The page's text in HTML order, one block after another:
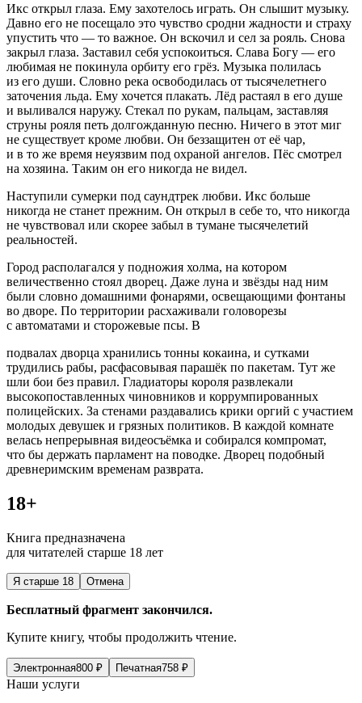
Икс открыл глаза. Ему захотелось играть. Он слышит музыку.
Давно его не посещало это чувство сродни жадности и страху
упустить что — то важное. Он вскочил и сел за рояль. Снова
закрыл глаза. Заставил себя успокоиться. Слава Богу — его
любимая не покинула орбиту его грёз. Музыка полилась
из его души. Словно река освободилась от тысячелетнего
заточения льда. Ему хочется плакать. Лёд растаял в его душе
и выливался наружу. Стекал по рукам, пальцам, заставляя
струны рояля петь долгожданную песню. Ничего в этот миг
не существует кроме любви. Он беззащитен от её чар,
и в то же время неуязвим под охраной ангелов. Пёс смотрел
на хозяина. Таким он его никогда не видел.
Наступили сумерки под саундтрек любви. Икс больше
никогда не станет прежним. Он открыл в себе то, что никогда
не чувствовал или скорее забыл в тумане тысячелетий
реальностей.
Город располагался у подножия холма, на котором
величественно стоял дворец. Даже луна и звёзды над ним
были словно домашними фонарями, освещающими фонтаны
во дворе. По территории расхаживали головорезы
с автоматами и сторожевые псы. В
подвалах дворца хранились тонны кокаина, и сутками
трудились рабы, расфасовывая парашёк по пакетам. Тут же
шли бои без правил. Гладиаторы короля развлекали
высокопоставленных чиновников и коррумпированных
полицейских. За стенами раздавались крики оргий с участием
молодых девушек и грязных политиков. В каждой комнате
велась непрерывная видеосъёмка и собирался компромат,
что бы держать парламент на поводке. Дворец подобный
древнеримским временам разврата.
18+
Книга предназначена
для читателей старше 18 лет
Я старше 18 Отмена
Бесплатный фрагмент закончился.
Купите книгу, чтобы продолжить чтение.
Электронная800 ₽ Печатная758 ₽
Наши услуги